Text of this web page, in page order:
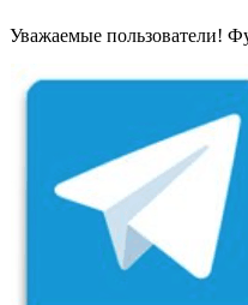
Уважаемые пользователи!